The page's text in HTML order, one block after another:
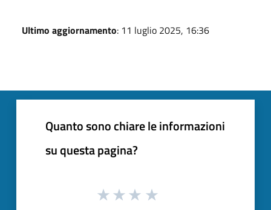
Ultimo aggiornamento: 11 luglio 2025, 16:36
Quanto sono chiare le informazioni
su questa pagina?